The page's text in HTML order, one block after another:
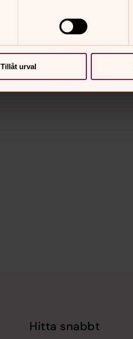
Tillåt urval
Hitta snabbt